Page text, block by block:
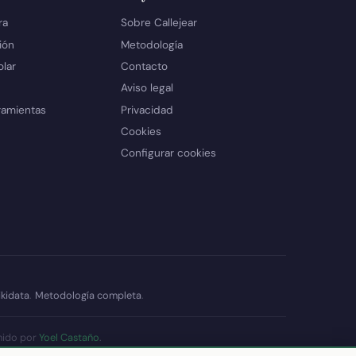
Sobre Callejear
Metodología
Contacto
Aviso legal
Privacidad
Cookies
Configurar cookies
. Metodología completa.
por Yoel Castaño.